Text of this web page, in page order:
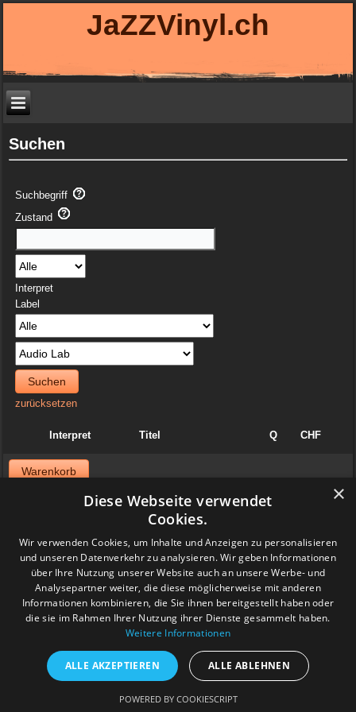
JaZZVinyl.ch
Suchen
Suchbegriff
Zustand
Interpret
Label
Suchen
zurücksetzen
Interpret Titel Q CHF
Warenkorb
Jazzvinyl.ch ist am Sonntag 06. April ab 10 Uhr an der
Schallplattenbörse im Volkshaus in Zürich
Wir haben auch einiges aus der Sammlung von Patrick! Ich bringe
viel Dolphy, Art Farmer usw.
Feedback
www.grashalm-it.ch |(www.pinkytoes.com)
×
Diese Webseite verwendet
Cookies.
Wir verwenden Cookies, um Inhalte und Anzeigen zu personalisieren
und unseren Datenverkehr zu analysieren. Wir geben Informationen
über Ihre Nutzung unserer Website auch an unsere Werbe- und
Analysepartner weiter, die diese möglicherweise mit anderen
Informationen kombinieren, die Sie ihnen bereitgestellt haben oder
die sie im Rahmen Ihrer Nutzung ihrer Dienste gesammelt haben.
Weitere Informationen
ALLE AKZEPTIEREN ALLE ABLEHNEN
POWERED BY COOKIESCRIPT